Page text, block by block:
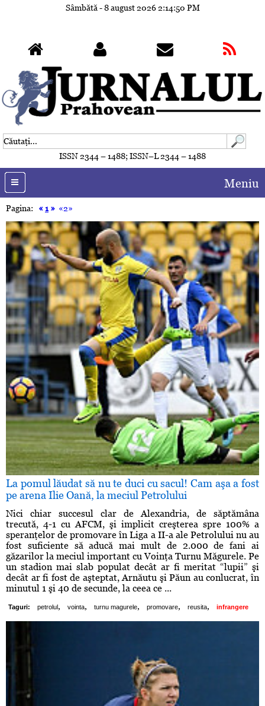
Sâmbătă - 8 august 2026 2:14:53 PM
ISSN 2344 – 1488; ISSN–L 2344 – 1488
Meniu
Pagina: «1» «2»
La pomul lăudat să nu te duci cu sacul! Cam aşa a fost
pe arena Ilie Oană, la meciul Petrolului
Nici chiar succesul clar de Alexandria, de săptămâna
trecută, 4-1 cu AFCM, şi implicit creşterea spre 100% a
speranţelor de promovare în Liga a II-a ale Petrolului nu au
fost suficiente să aducă mai mult de 2.000 de fani ai
găzarilor la meciul important cu Voinţa Turnu Măgurele. Pe
un stadion mai slab populat decât ar fi meritat “lupii” şi
decât ar fi fost de aşteptat, Arnăutu şi Păun au conlucrat, în
minutul 1 şi 40 de secunde, la ceea ce ...
Taguri: petrolul , vointa, turnu magurele, promovare, reusita, infrangere